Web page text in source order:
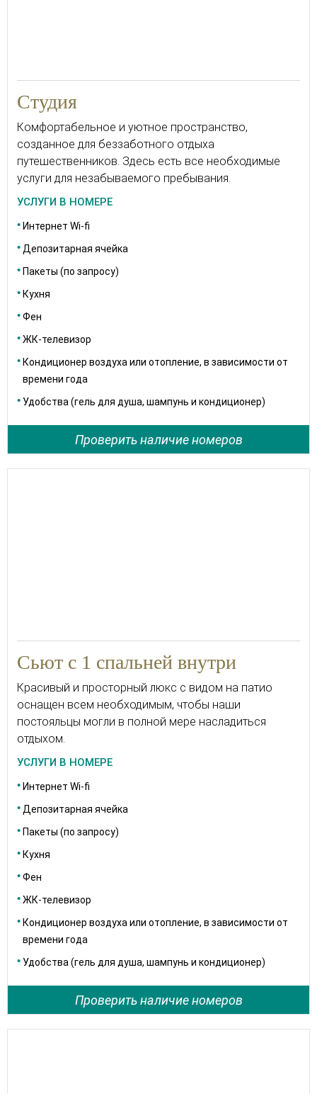
Студия
Комфортабельное и уютное пространство,
созданное для беззаботного отдыха
путешественников. Здесь есть все необходимые
услуги для незабываемого пребывания.
УСЛУГИ В НОМЕРЕ
Интернет Wi-fi
Депозитарная ячейка
Пакеты (по запросу)
Кухня
Фен
ЖК-телевизор
Кондиционер воздуха или отопление, в зависимости от
времени года
Удобства (гель для душа, шампунь и кондиционер)
Проверить наличие номеров
Сьют с 1 спальней внутри
Красивый и просторный люкс с видом на патио
оснащен всем необходимым, чтобы наши
постояльцы могли в полной мере насладиться
отдыхом.
УСЛУГИ В НОМЕРЕ
Интернет Wi-fi
Депозитарная ячейка
Пакеты (по запросу)
Кухня
Фен
ЖК-телевизор
Кондиционер воздуха или отопление, в зависимости от
времени года
Удобства (гель для душа, шампунь и кондиционер)
Проверить наличие номеров